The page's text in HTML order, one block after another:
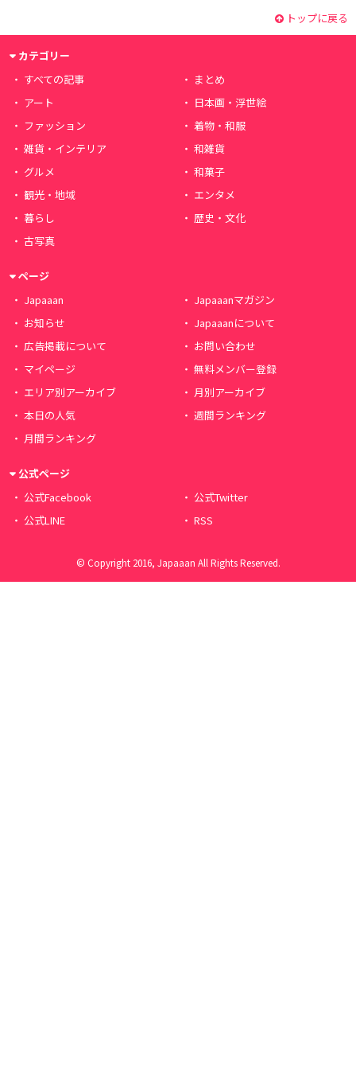
トップに戻る
カテゴリー
すべての記事
まとめ
アート
日本画・浮世絵
ファッション
着物・和服
雑貨・インテリア
和雑貨
グルメ
和菓子
観光・地域
エンタメ
暮らし
歴史・文化
古写真
ページ
Japaaan
Japaaanマガジン
お知らせ
Japaaanについて
広告掲載について
お問い合わせ
マイページ
無料メンバー登録
エリア別アーカイブ
月別アーカイブ
本日の人気
週間ランキング
月間ランキング
公式ページ
公式Facebook
公式Twitter
公式LINE
RSS
© Copyright 2016, Japaaan All Rights Reserved.